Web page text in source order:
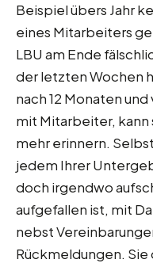
Beispiel übers Jahr
eines Mitarbeiters
LBU am Ende
der letzten Wochen
nach 12 Monaten
mit Mitarbeiter, kann
mehr erinnern.
jedem Ihrer
doch irgendwo
aufgefallen ist, mit
nebst
Rückmeldungen.